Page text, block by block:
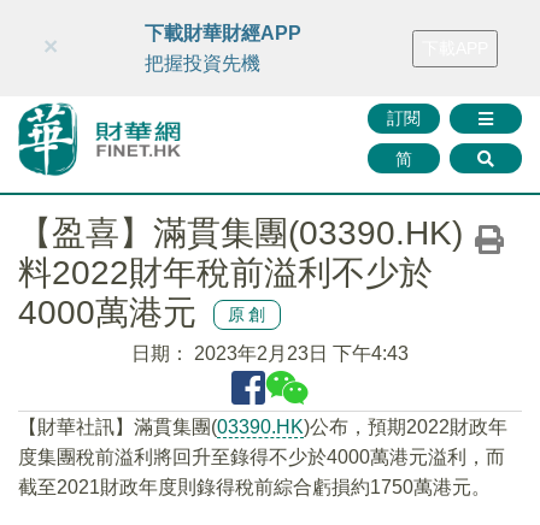
財華智庫網 FINTV FINMETA 財華證券 媒體矩陣
訂閱
简
×
下載財華財經APP
把握投資先機
【盈喜】滿貫集團(03390.HK)
料2022財年稅前溢利不少於
4000萬港元
原創
日期： 2023年2月23日 下午4:43
【財華社訊】滿貫集團(03390.HK)公布，預期2022財政年
度集團稅前溢利將回升至錄得不少於4000萬港元溢利，而
截至2021財政年度則錄得稅前綜合虧損約1750萬港元。